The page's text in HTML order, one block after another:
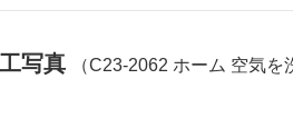
写真 （C23-2062 ホーム 空気